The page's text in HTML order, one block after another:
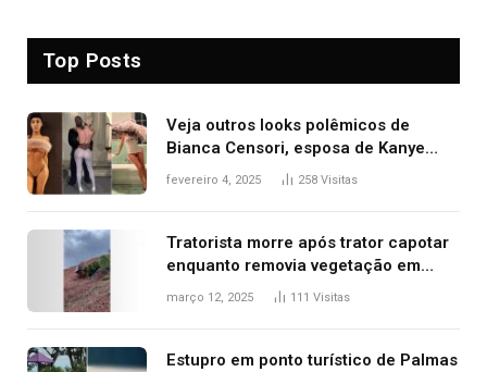
Top Posts
Veja outros looks polêmicos de
Bianca Censori, esposa de Kanye
West que apareceu nua no Grammy
fevereiro 4, 2025 258 Visitas
Tratorista morre após trator capotar
enquanto removia vegetação em
ribanceira de rodovia
março 12, 2025 111 Visitas
Estupro em ponto turístico de Palmas